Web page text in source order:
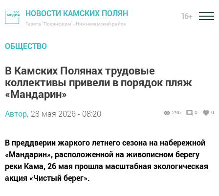
НОВОСТИ КАМСКИХ ПОЛЯН
Газета "Посинформ" - Нижнекамский район
16+
ОБЩЕСТВО
В Камских Полянах трудовые
коллективы привели в порядок пляж
«Мандарин»
Автор, 28 мая 2026 - 08:20 296 0 0
В преддверии жаркого летнего сезона на набережной
«Мандарин», расположенной на живописном берегу
реки Кама, 26 мая прошла масштабная экологическая
акция «Чистый берег».